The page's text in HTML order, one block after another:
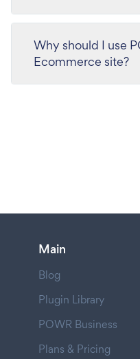
Why should I use
Ecommerce site?
Main
Blog
Plugin Library
POWR Business
Plans & Pricing